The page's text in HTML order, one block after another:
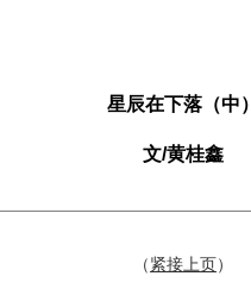
星辰在下落（中）
文/黄桂鑫
（紧接上页）